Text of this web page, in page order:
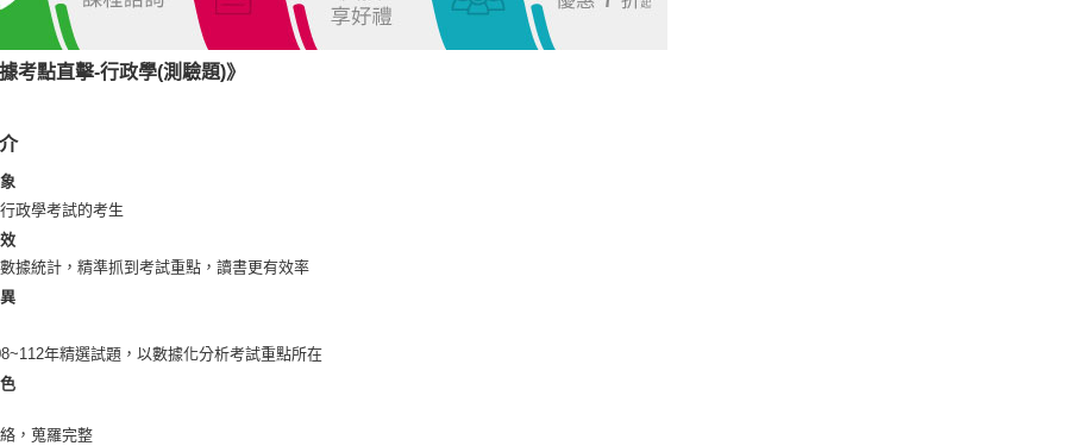
國民營考試 台電招考
國民營考試 台水招考
考點直擊-行政學(測驗題)》
政學考試的考生
據統計，精準抓到考試重點，讀書更有效率
年精選試題，以數據化分析考試重點所在
，蒐羅完整